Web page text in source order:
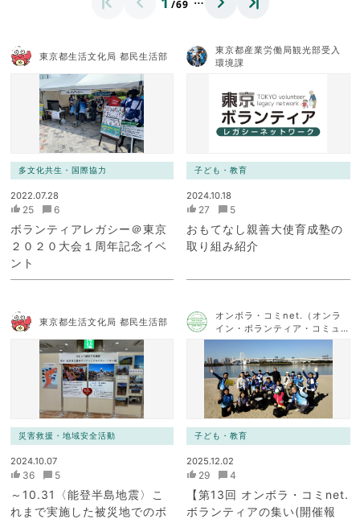
/69
東京都生活文化局 都民生活部
多文化共生・国際協力
2022.07.28
25 6
ボランティアレガシー＠東京
２０２０大会１周年記念イベ
ント
東京都産業労働局観光部受入
環境課
子ども・教育
2024.10.18
27 5
おもてなし親善大使育成塾の
取り組み紹介
東京都生活文化局 都民生活部
災害救援・地域安全活動
2024.10.07
36 5
～10.31〈能登半島地震〉こ
れまで実施した被災地でのボ
オンボラ・コミnet.（オンラ
イン・ボランティア・コミュ
ニケーション・ネットワー
子ども・教育
2025.12.02
29 4
【第13回 オンボラ・コミnet.
ボランティアの集い(開催報